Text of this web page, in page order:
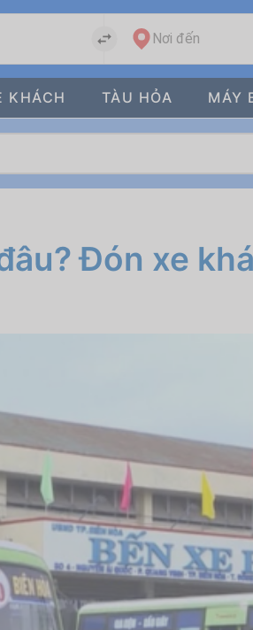
Nơi đến
KHÁCH TÀU HỎA MÁY
Đón xe